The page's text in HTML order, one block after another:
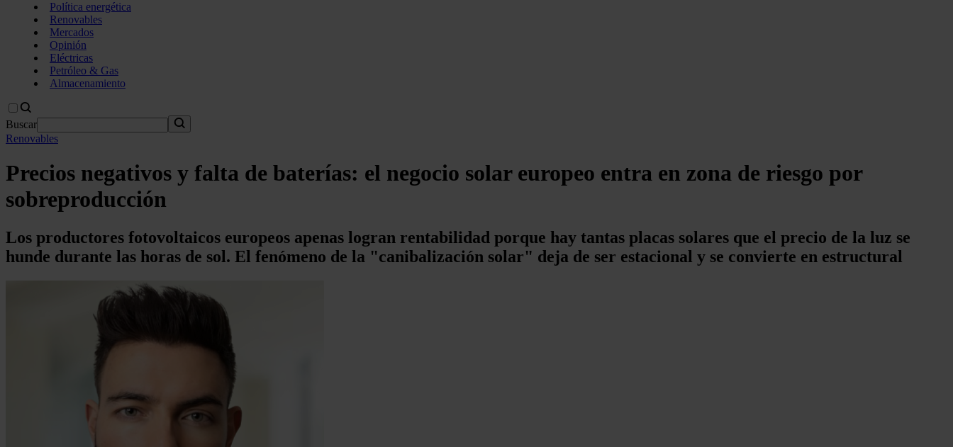
Política energética
Renovables
Mercados
Opinión
Eléctricas
Petróleo & Gas
Almacenamiento
Buscar
Renovables
Precios negativos y falta de baterías: el negocio solar europeo entra en zona de riesgo por
sobreproducción
Los productores fotovoltaicos europeos apenas logran rentabilidad porque hay tantas placas solares que el precio de la luz se
hunde durante las horas de sol. El fenómeno de la "canibalización solar" deja de ser estacional y se convierte en estructural